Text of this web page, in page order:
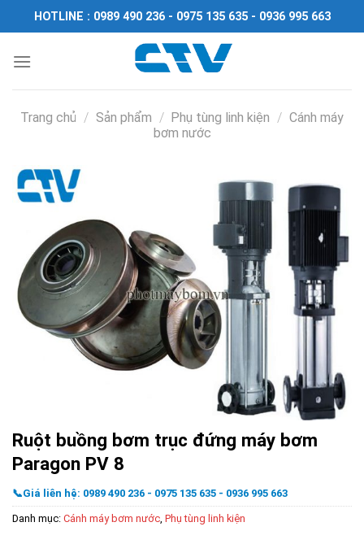
Chuyển
đến
dung
HOTLINE : 0989 490 236 - 0975 135 635 - 0936 995 663
Trang chủ / Sản phẩm / Phụ tùng linh kiện / Cánh máy
bơm nước
Ruột buồng bơm trục đứng máy bơm
Paragon PV 8
📞Giá liên hệ: 0989 490 236 - 0975 135 635 - 0936 995 663
Danh mục: Cánh máy bơm nước Phụ tùng linh kiện